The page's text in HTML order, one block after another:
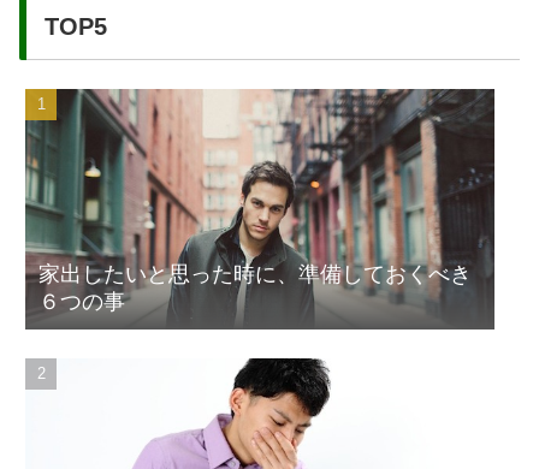
TOP5
家出したいと思った時に、準備しておくべき
６つの事